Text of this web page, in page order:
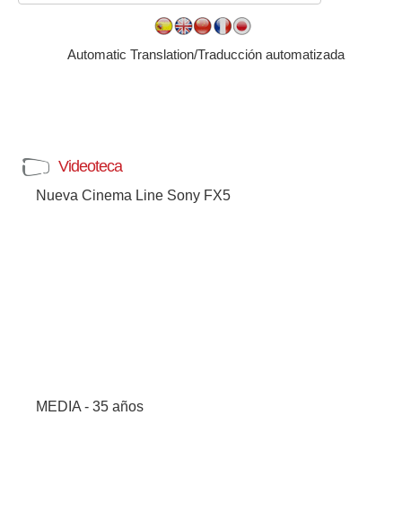
Automatic Translation/Traducción automatizada
Videoteca
Nueva Cinema Line Sony FX5
MEDIA - 35 años